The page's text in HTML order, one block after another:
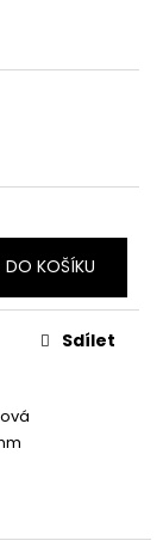
DO KOŠÍKU
Sdílet